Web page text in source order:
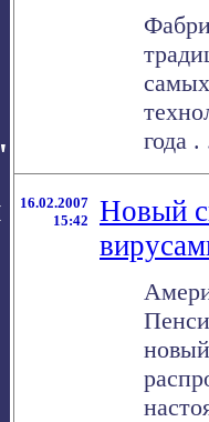
года .
16.02.2007
15:42
Новый